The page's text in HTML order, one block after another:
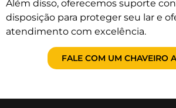
Além disso, oferecemos suporte
disposição para proteger seu lar e
atendimento com excelência.
FALE COM UM CHAVEIRO